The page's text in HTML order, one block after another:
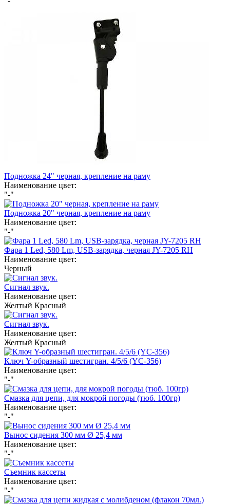
Подножка 24" черная, крепление на раму
Наименование цвет:
"-"
Подножка 20" черная, крепление на раму
Наименование цвет:
"-"
Фара 1 Led, 580 Lm, USB-зарядка, черная JY-7205 RH
Наименование цвет:
Черный
Сигнал звук.
Наименование цвет:
Желтый Красный
Сигнал звук.
Наименование цвет:
Желтый Красный
Ключ Y-образный шестигран. 4/5/6 (YC-356)
Наименование цвет:
"-"
Смазка для цепи, для мокрой погоды (тюб. 100гр)
Наименование цвет:
"-"
Вынос сидения 300 мм Ø 25,4 мм
Наименование цвет:
"-"
Съемник кассеты
Наименование цвет:
"-"